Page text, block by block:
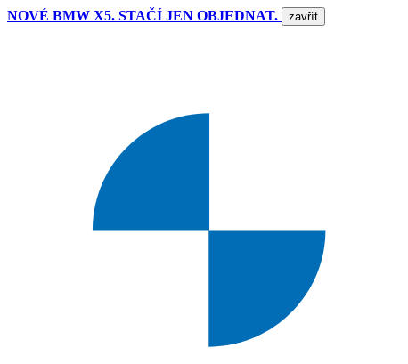
NOVÉ BMW X5. STAČÍ JEN OBJEDNAT. zavřít